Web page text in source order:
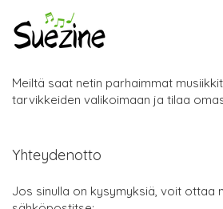
Meiltä saat netin parhaimmat
tarvikkeiden valikoimaan ja tilaa
Yhteydenotto
Jos sinulla on kysymyksiä, voit ottaa